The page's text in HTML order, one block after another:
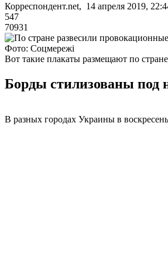
Корреспондент.net, 14 апреля 2019,
547
70931
Фото: Соцмережі
Вот такие плакаты размещают по стране
Борды стилизованы под
В разных городах Украины в